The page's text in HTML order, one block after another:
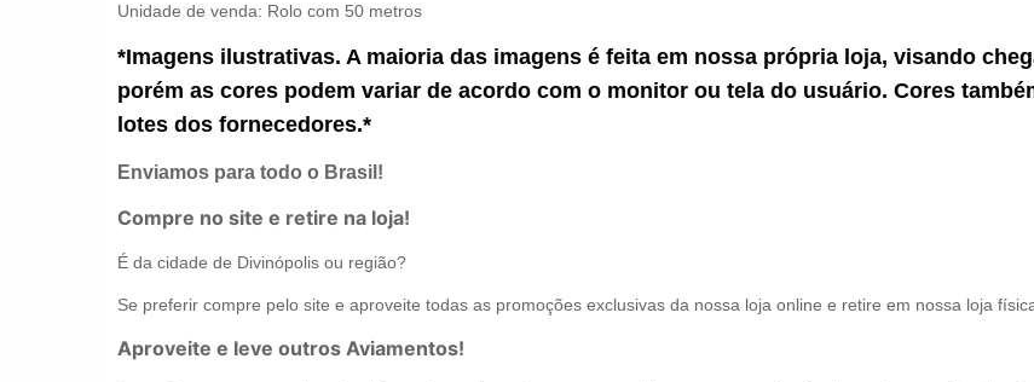
Unidade de venda: Rolo com 50 metros
*Imagens ilustrativas. A maioria das imagens é feita em nossa própria loja, visando
porém as cores podem variar de acordo com o monitor ou tela do usuário. Cores
lotes dos fornecedores.*
Enviamos para todo o Brasil!
Compre no site e retire na loja!
É da cidade de Divinópolis ou região?
Se preferir compre pelo site e aproveite todas as promoções exclusivas da nossa loja online e retire em nossa loja
Aproveite e leve outros Aviamentos!